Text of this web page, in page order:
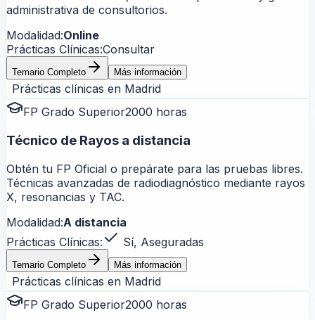
administrativa de consultorios.
Modalidad:Online
Prácticas Clínicas:Consultar
Temario Completo Más información
Prácticas clínicas en Madrid
FP Grado Superior2000 horas
Técnico de Rayos a distancia
Obtén tu FP Oficial o prepárate para las pruebas libres.
Técnicas avanzadas de radiodiagnóstico mediante rayos
X, resonancias y TAC.
Modalidad:A distancia
Prácticas Clínicas:
Sí, Aseguradas
Temario Completo Más información
Prácticas clínicas en Madrid
FP Grado Superior2000 horas